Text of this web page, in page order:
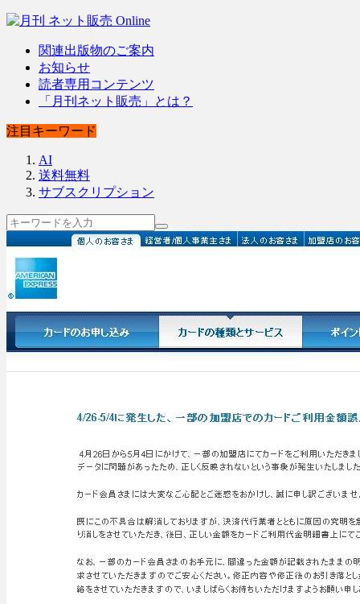
関連出版物のご案内
お知らせ
読者専用コンテンツ
「月刊ネット販売」とは？
注目キーワード
AI
送料無料
サブスクリプション